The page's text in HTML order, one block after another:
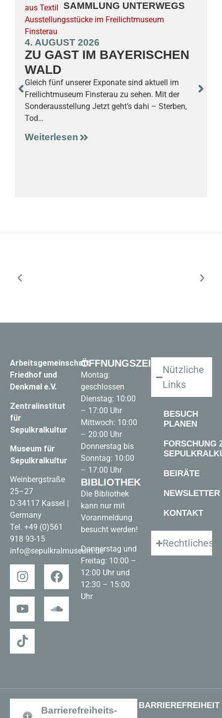
SAMMLUNG UNTERWEGS
4. AUGUST 2026
ZU GAST IM BAYERISCHEN
WALD
Gleich fünf unserer Exponate sind aktuell im
Freilichtmuseum Finsterau zu sehen. Mit der
Sonderausstellung Jetzt geht’s dahi – Sterben,
Tod…
Weiterlesen
Arbeitsgemeinschaft
Friedhof und
Denkmal e.V.
Zentralinstitut
für
Sepulkralkultur
Museum für
Sepulkralkultur
Weinbergstraße
25–27
D-34117 Kassel |
Germany
Tel. +49 (0)561
918 93-15
info@sepulkralmuseum.de
ÖFFNUNGSZEITEN
Montag:
geschlossen
Dienstag: 10:00
– 17:00 Uhr
Mittwoch: 10:00
– 20:00 Uhr
Donnerstag bis
Sonntag: 10:00
– 17:00 Uhr
BIBLIOTHEK
Die Bibliothek
kann nur mit
Voranmeldung
besucht werden!
Donnerstag und
Freitag: 10:00 –
12:00 Uhr und
12:30 – 15:00
Uhr
Nützliche
Links
BESUCH
PLANEN
FORSCHUNG
BEIRÄTE
NEWSLETTER
KONTAKT
Rechtliches
Barrierefreiheits-
BARRIEREFREIHEIT